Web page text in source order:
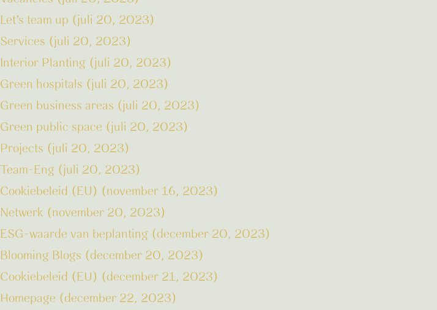
Let’s team up (juli 20, 2023)
Services (juli 20, 2023)
Interior Planting (juli 20, 2023)
Green hospitals (juli 20, 2023)
Green business areas (juli 20, 2023)
Green public space (juli 20, 2023)
Projects (juli 20, 2023)
Team-Eng (juli 20, 2023)
Cookiebeleid (EU) (november 16, 2023)
Netwerk (november 20, 2023)
ESG-waarde van beplanting (december 20, 2023)
Blooming Blogs (december 20, 2023)
Cookiebeleid (EU) (december 21, 2023)
Homepage (december 22, 2023)